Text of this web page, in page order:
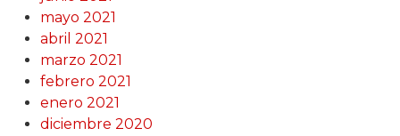
mayo 2021
abril 2021
marzo 2021
febrero 2021
enero 2021
diciembre 2020